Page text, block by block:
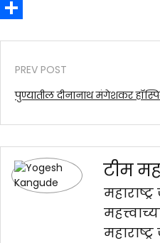
Link
Gmail
PREV POST
पुण्यातील दीनानाथ मंगेशकर
टीम